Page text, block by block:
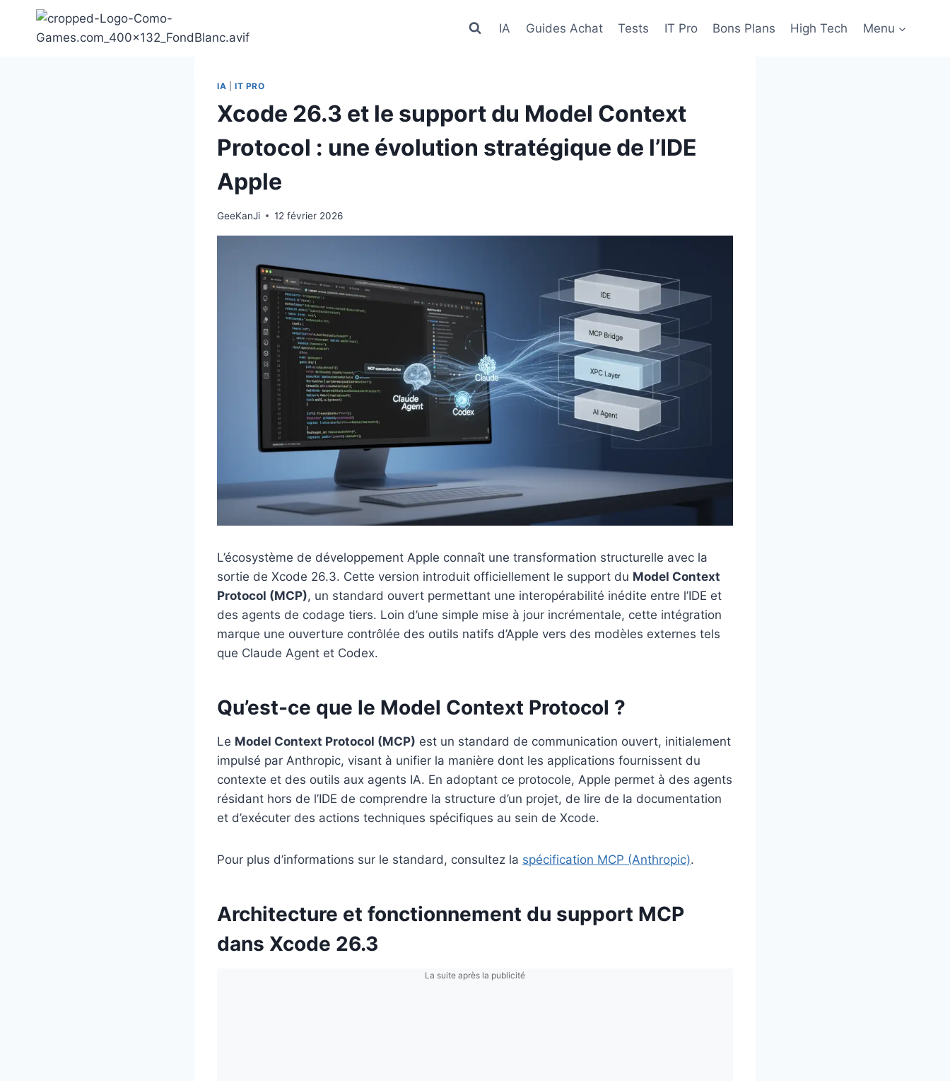
contenu
IA Guides Achat Tests IT Pro Bons Plans High Tech Menu
IA IT PRO
Xcode 26.3 et le support du Model Context
Protocol : une évolution stratégique de l’IDE
Apple
GeeKanJi 12 février 2026
L’écosystème de développement Apple connaît une transformation structurelle avec la
sortie de Xcode 26.3. Cette version introduit officiellement le support du Model Context
Protocol (MCP), un standard ouvert permettant une interopérabilité inédite entre l’IDE et
des agents de codage tiers. Loin d’une simple mise à jour incrémentale, cette intégration
marque une ouverture contrôlée des outils natifs d’Apple vers des modèles externes tels
que Claude Agent et Codex.
Qu’est-ce que le Model Context Protocol ?
Le Model Context Protocol (MCP) est un standard de communication ouvert, initialement
impulsé par Anthropic, visant à unifier la manière dont les applications fournissent du
contexte et des outils aux agents IA. En adoptant ce protocole, Apple permet à des agents
résidant hors de l’IDE de comprendre la structure d’un projet, de lire de la documentation
et d’exécuter des actions techniques spécifiques au sein de Xcode.
Pour plus d’informations sur le standard, consultez la spécification MCP (Anthropic).
Architecture et fonctionnement du support MCP
dans Xcode 26.3
La suite après la publicité